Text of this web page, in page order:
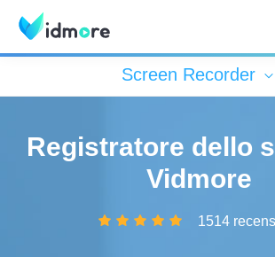
Screen Recorder
Registratore dello
Vidmore
1514